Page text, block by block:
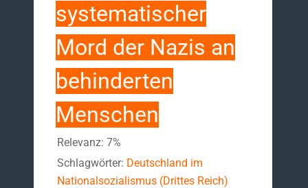
systematischer
Mord der Nazis an
behinderten
Menschen
Relevanz: 7%
Schlagwörter: Deutschland im
Nationalsozialismus (Drittes Reich)